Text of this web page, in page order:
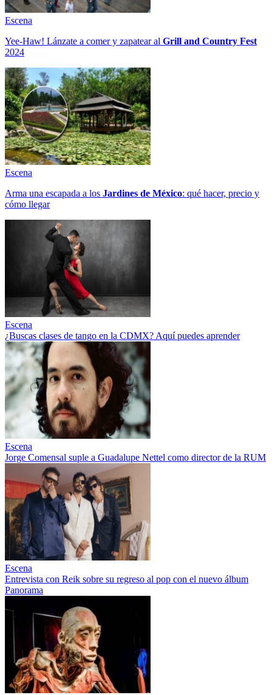
Escena
Yee-Haw! Lánzate a comer y zapatear al Grill and Country Fest
2024
Escena
Arma una escapada a los Jardines de México: qué hacer, precio y
cómo llegar
Escena
¿Buscas clases de tango en la CDMX? Aquí puedes aprender
Escena
Jorge Comensal suple a Guadalupe Nettel como director de la RUM
Escena
Entrevista con Reik sobre su regreso al pop con el nuevo álbum
Panorama